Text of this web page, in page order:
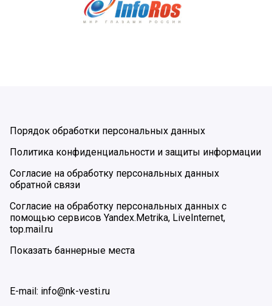
Порядок обработки персональных данных
Политика конфиденциальности и защиты информации
Согласие на обработку персональных данных
обратной связи
Согласие на обработку персональных данных с
помощью сервисов Yandex.Metrika, LiveInternet,
top.mail.ru
Показать баннерные места
E-mail: info@nk-vesti.ru